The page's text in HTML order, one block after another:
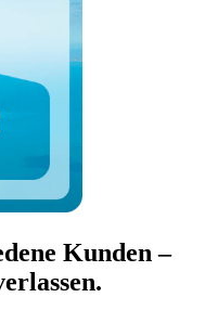
Kunden –